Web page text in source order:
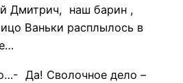
Дмитрич, наш барин ,
Ваньки расплылось в
Да! Сволочное дело –